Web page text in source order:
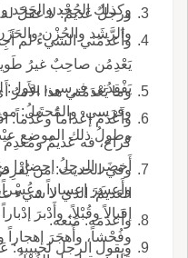
وكذلك الجُحْد
والرَّشَد والحُزْن
ورجلٌ عَديمٌ: لا عقلَ
وأَعدَمَني الشيءُ لم
يَعْدِمُن صاحِبٌ غيرُ
يَفْقِدُني فرسي،
وفرَسي، والمُحتَبلُ:
وطولُ ذلك الموضع
وما يَعْدَمُني هذا الأَمرُ
وأَعْدَمَ
كراع، فه عَديمٌ ومُعدِمٌ
أَخضَر الرجلُ إحضارا
وأَعسَرَ إعساراً وعُسْراً،
إقبالاً وقُبْلاً، وأَدْبرَ
وفُحْشاً، وأَهجَرَ إهجاراً
وفي الحديث: مَن
العَديمُ: الذي لا شيء
وأَعدَمَه: مَنَعه.
ويقول الرجل